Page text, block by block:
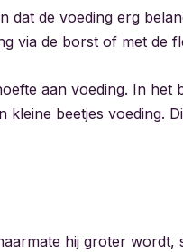
dat de voeding erg
via de borst of met de
aan voeding. In het
kleine beetjes voeding.
hij groter wordt,